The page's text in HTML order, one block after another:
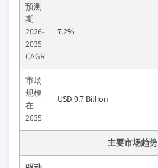
预测
期
2026-
2035
CAGR
7.2%
市场
规模
在
2035
USD 9.7 Billion
主要市场趋势